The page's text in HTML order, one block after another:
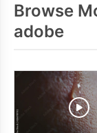
Browse
adobe